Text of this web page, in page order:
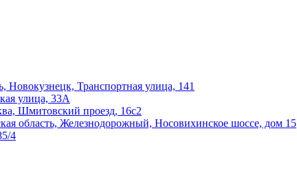
Транспортная улица, 141
улица, 33А
Шмитовский проезд, 16с2
область, Железнодорожный, Носовихинское шоссе, дом 15
4